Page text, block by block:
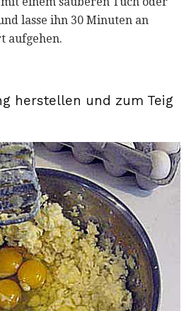
lasse ihn 30 Minuten an
aufgehen.
herstellen und zum Teig